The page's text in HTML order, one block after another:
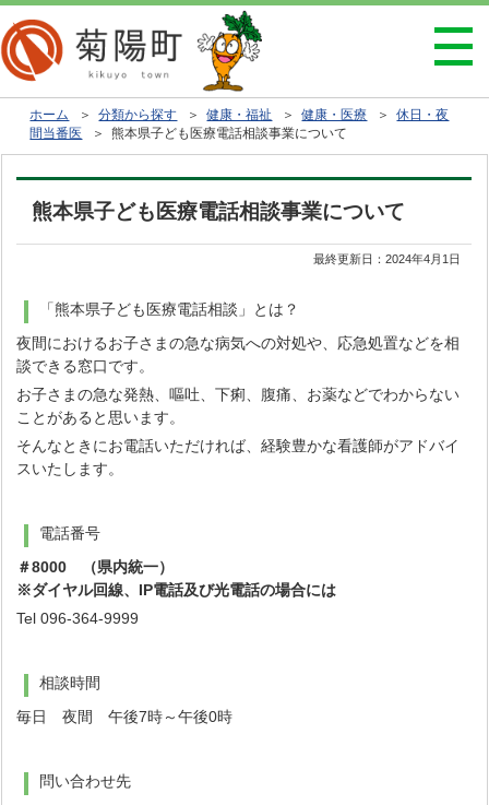
ホーム ＞分類から探す ＞健康・福祉 ＞健康・医療 ＞休日・夜
間当番医
＞ 熊本県子ども医療電話相談事業について
熊本県子ども医療電話相談事業について
最終更新日：2024年4月1日
「熊本県子ども医療電話相談」とは？
夜間におけるお子さまの急な病気への対処や、応急処置などを相
談できる窓口です。
お子さまの急な発熱、嘔吐、下痢、腹痛、お薬などでわからない
ことがあると思います。
そんなときにお電話いただければ、経験豊かな看護師がアドバイ
スいたします。
電話番号
＃8000
（県内統一）
※ダイヤル回線、IP電話及び光電話の場合には
Tel 096-364-9999
相談時間
毎日 夜間 午後7時～午後0時
問い合わせ先